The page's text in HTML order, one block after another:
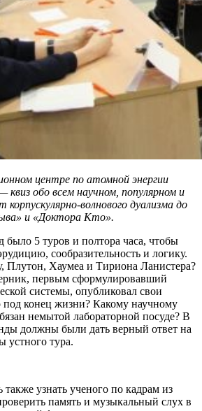
центре по атомной энергии
квиз обо всем научном, популярном и
волнового дуализма до
и «Доктора Кто».
было 5 туров и полтора часа, чтобы
сообразительность и логику.
Плутон, Хаумеа и Тириона Ланистера?
первым сформулировавший
системы, опубликовал свои
под конец жизни? Какому научному
немытой лабораторной посуде? В
должны были дать верный ответ на
устного тура.
узнать ученого по кадрам из
память и музыкальный слух в